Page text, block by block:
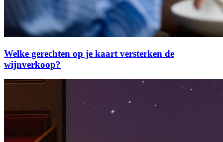
Welke gerechten op je kaart versterken de
wijnverkoop?